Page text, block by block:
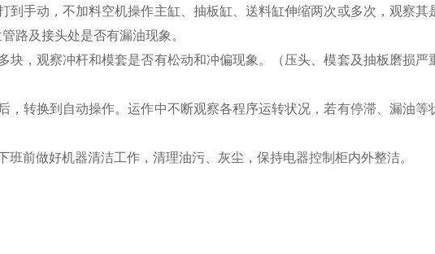
到手动，不加料空机操作主缸、抽板缸、送料缸伸缩两次或多次，观察其
路及接头处是否有漏油现象。
块，观察冲杆和模套是否有松动和冲偏现象。（压头、模套及抽板磨损
，转换到自动操作。运作中不断观察各程序运转状况，若有停滞、漏油等
班前做好机器清洁工作，清理油污、灰尘，保持电器控制柜内外整洁。